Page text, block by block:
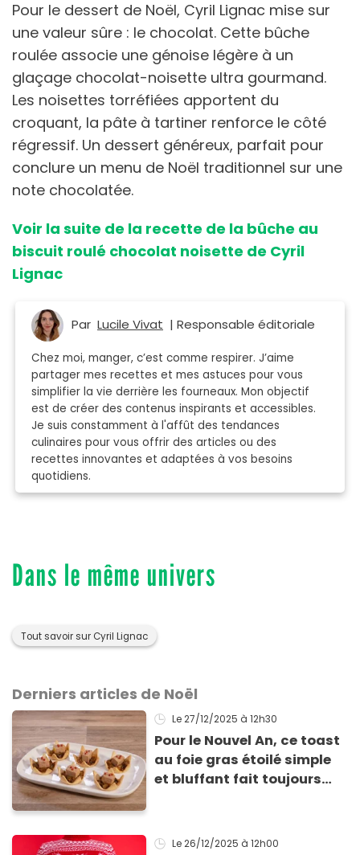
Pour le dessert de Noël, Cyril Lignac mise sur
une valeur sûre : le chocolat. Cette bûche
roulée associe une génoise légère à un
glaçage chocolat-noisette ultra gourmand.
Les noisettes torréfiées apportent du
croquant, la pâte à tartiner renforce le côté
régressif. Un dessert généreux, parfait pour
conclure un menu de Noël traditionnel sur une
note chocolatée.
Voir la suite de la recette de la bûche au
biscuit roulé chocolat noisette de Cyril
Lignac
Par Lucile Vivat | Responsable éditoriale
Chez moi, manger, c’est comme respirer. J’aime
partager mes recettes et mes astuces pour vous
simplifier la vie derrière les fourneaux. Mon objectif
est de créer des contenus inspirants et accessibles.
Je suis constamment à l'affût des tendances
culinaires pour vous offrir des articles ou des
recettes innovantes et adaptées à vos besoins
quotidiens.
Dans le même univers
Tout savoir sur Cyril Lignac
Derniers articles de Noël
Le 27/12/2025 à 12h30
Pour le Nouvel An, ce toast
au foie gras étoilé simple
et bluffant fait toujours
Le 26/12/2025 à 12h00